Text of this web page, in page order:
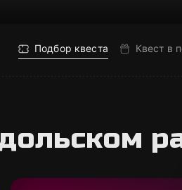
Подбор квеста Квест в